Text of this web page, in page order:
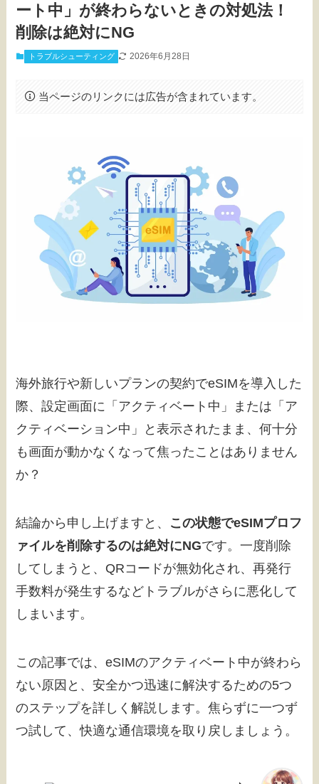
ート中」が終わらないときの対処法！
削除は絶対にNG
トラブルシューティング 2026年6月28日
当ページのリンクには広告が含まれています。
海外旅行や新しいプランの契約でeSIMを導入した
際、設定画面に「アクティベート中」または「ア
クティベーション中」と表示されたまま、何十分
も画面が動かなくなって焦ったことはありません
か？
結論から申し上げますと、 この状態でeSIMプロフ
ァイルを削除するのは絶対にNGです。一度削除
してしまうと、QRコードが無効化され、再発行
手数料が発生するなどトラブルがさらに悪化して
しまいます。
この記事では、eSIMのアクティベート中が終わら
ない原因と、安全かつ迅速に解決するための5つ
のステップを詳しく解説します。焦らずに一つず
つ試して、快適な通信環境を取り戻しましょう。